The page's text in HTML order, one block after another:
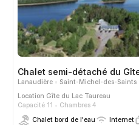
Chalet semi-détaché du
Lanaudière
Saint-Michel-des-Saints
Location Gîte du Lac Taureau
Capacité 11
Chambres 4
Chalet bord de l'eau
Internet